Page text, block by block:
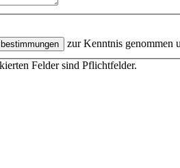
zur Kenntnis genommen
Felder sind Pflichtfelder.